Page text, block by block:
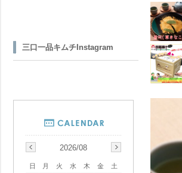
三口一品キムチInstagram
2026/08
日 月 火 水 木 金
土